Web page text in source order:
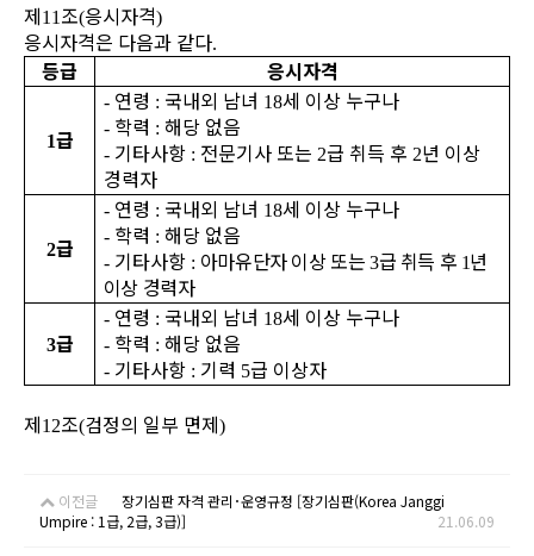
제11 조(응시자격)
응시자격은 다음과 같다.
등급 응시자격
1급
- 연령 : 국내외 남녀 18세 이상 누구나
- 학력 : 해당 없음
- 기타사항 : 전문기사 또는 2급 취득 후 2년 이상
경력자
2급
- 연령 : 국내외 남녀 18세 이상 누구나
- 학력 : 해당 없음
- 기타사항 : 아마유단자 이상 또는 3급 취득 후 1년
이상 경력자
3급
- 연령 : 국내외 남녀 18세 이상 누구나
- 학력 : 해당 없음
- 기타사항 : 기력 5급 이상자
제12조(검정의 일부 면제)
이전글
장기심판 자격 관리･운영규정 [장기심판(Korea Janggi
Umpire : 1급, 2급, 3급)]
21.06.09